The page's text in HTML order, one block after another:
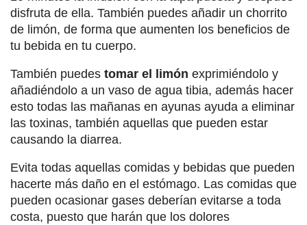
disfruta de ella. También puedes añadir un chorrito
de limón, de forma que aumenten los beneficios de
tu bebida en tu cuerpo.
También puedes tomar el limón exprimiéndolo y
añadiéndolo a un vaso de agua tibia, además hacer
esto todas las mañanas en ayunas ayuda a eliminar
las toxinas, también aquellas que pueden estar
causando la diarrea.
Evita todas aquellas comidas y bebidas que pueden
hacerte más daño en el estómago. Las comidas que
pueden ocasionar gases deberían evitarse a toda
costa, puesto que harán que los dolores